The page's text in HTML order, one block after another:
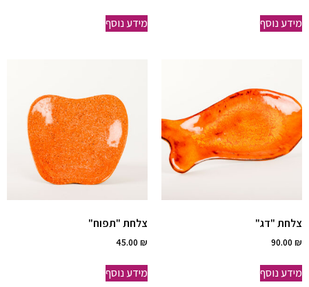
מידע נוסף מידע נוסף
צלחת "דג"
90.00₪
מידע נוסף
צלחת "תפוח"
45.00₪
מידע נוסף